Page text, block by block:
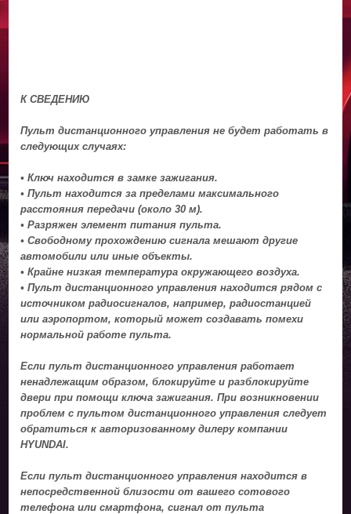
К СВЕДЕНИЮ
Пульт дистанционного управления не будет работать в
следующих случаях:
• Ключ находится в замке зажигания.
• Пульт находится за пределами максимального
расстояния передачи (около 30 м).
• Разряжен элемент питания пульта.
• Свободному прохождению сигнала мешают другие
автомобили или иные объекты.
• Крайне низкая температура окружающего воздуха.
• Пульт дистанционного управления находится рядом с
источником радиосигналов, например, радиостанцией
или аэропортом, который может создавать помехи
нормальной работе пульта.
Если пульт дистанционного управления работает
ненадлежащим образом, блокируйте и разблокируйте
двери при помощи ключа зажигания. При возникновении
проблем с пультом дистанционного управления следует
обратиться к авторизованному дилеру компании
HYUNDAI.
Если пульт дистанционного управления находится в
непосредственной близости от вашего сотового
телефона или смартфона, сигнал от пульта